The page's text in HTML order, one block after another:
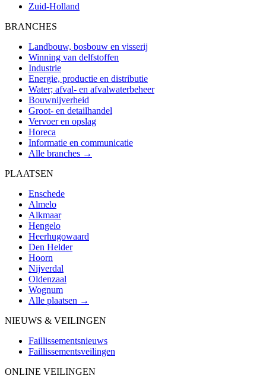
Zuid-Holland
BRANCHES
Landbouw, bosbouw en visserij
Winning van delfstoffen
Industrie
Energie, productie en distributie
Water; afval- en afvalwaterbeheer
Bouwnijverheid
Groot- en detailhandel
Vervoer en opslag
Horeca
Informatie en communicatie
Alle branches →
PLAATSEN
Enschede
Almelo
Alkmaar
Hengelo
Heerhugowaard
Den Helder
Hoorn
Nijverdal
Oldenzaal
Wognum
Alle plaatsen →
NIEUWS & VEILINGEN
Faillissementsnieuws
Faillissementsveilingen
ONLINE VEILINGEN